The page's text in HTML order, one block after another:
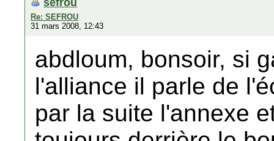
Re: SEFROU
31 mars 2008, 12:43
abdloum, bonsoir, si
l'alliance il parle de
par la suite l'annexe